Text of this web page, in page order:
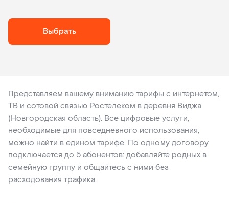
Выбрать
Тарифы
с
интернетом,
ТВ
и
Представляем вашему вниманию тарифы с интернетом,
ТВ и сотовой связью Ростелеком в деревня Виджа
(Новгородская область). Все цифровые услуги,
необходимые для повседневного использования,
можно найти в едином тарифе. По одному договору
подключается до 5 абонентов: добавляйте родных в
семейную группу и общайтесь с ними без
расходования трафика.